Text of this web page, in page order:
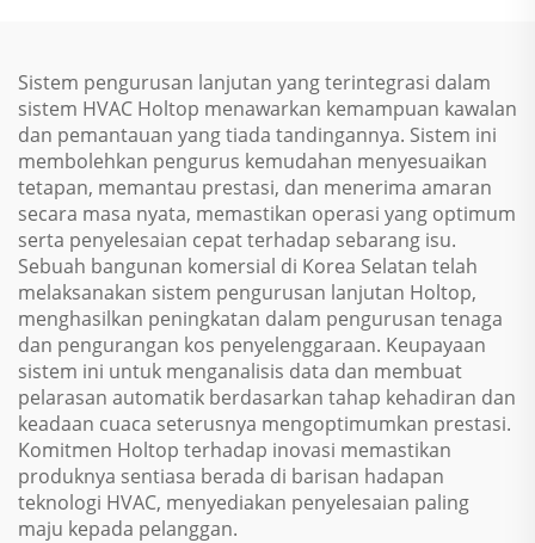
Sistem pengurusan lanjutan yang terintegrasi dalam
sistem HVAC Holtop menawarkan kemampuan kawalan
dan pemantauan yang tiada tandingannya. Sistem ini
membolehkan pengurus kemudahan menyesuaikan
tetapan, memantau prestasi, dan menerima amaran
secara masa nyata, memastikan operasi yang optimum
serta penyelesaian cepat terhadap sebarang isu.
Sebuah bangunan komersial di Korea Selatan telah
melaksanakan sistem pengurusan lanjutan Holtop,
menghasilkan peningkatan dalam pengurusan tenaga
dan pengurangan kos penyelenggaraan. Keupayaan
sistem ini untuk menganalisis data dan membuat
pelarasan automatik berdasarkan tahap kehadiran dan
keadaan cuaca seterusnya mengoptimumkan prestasi.
Komitmen Holtop terhadap inovasi memastikan
produknya sentiasa berada di barisan hadapan
teknologi HVAC, menyediakan penyelesaian paling
maju kepada pelanggan.